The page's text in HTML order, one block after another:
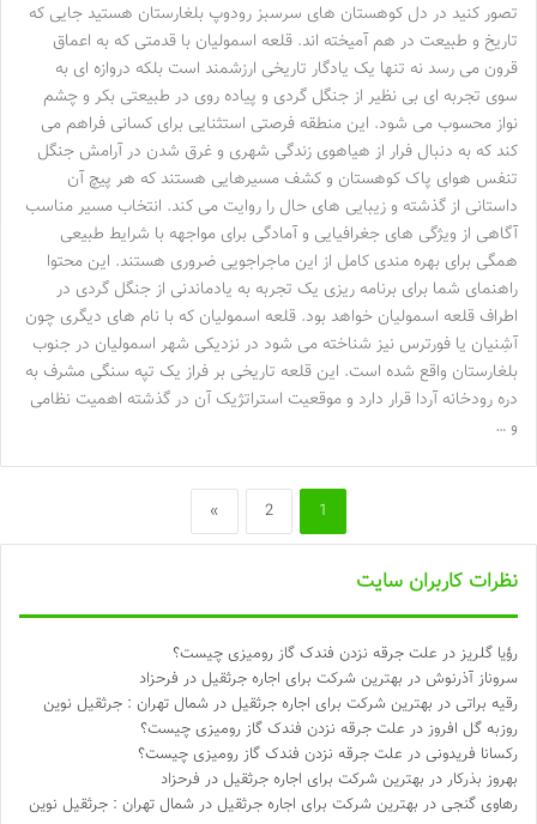
تصور کنید در دل کوهستان های سرسبز رودوپ بلغارستان هستید جایی که
تاریخ و طبیعت در هم آمیخته اند. قلعه اسمولیان با قدمتی که به اعماق
قرون می رسد نه تنها یک یادگار تاریخی ارزشمند است بلکه دروازه ای به
سوی تجربه ای بی نظیر از جنگل گردی و پیاده روی در طبیعتی بکر و چشم
نواز محسوب می شود. این منطقه فرصتی استثنایی برای کسانی فراهم می
کند که به دنبال فرار از هیاهوی زندگی شهری و غرق شدن در آرامش جنگل
تنفس هوای پاک کوهستان و کشف مسیرهایی هستند که هر پیچ آن
داستانی از گذشته و زیبایی های حال را روایت می کند. انتخاب مسیر مناسب
آگاهی از ویژگی های جغرافیایی و آمادگی برای مواجهه با شرایط طبیعی
همگی برای بهره مندی کامل از این ماجراجویی ضروری هستند. این محتوا
راهنمای شما برای برنامه ریزی یک تجربه به یادماندنی از جنگل گردی در
اطراف قلعه اسمولیان خواهد بود. قلعه اسمولیان که با نام های دیگری چون
آشِنیان یا فورترس نیز شناخته می شود در نزدیکی شهر اسمولیان در جنوب
بلغارستان واقع شده است. این قلعه تاریخی بر فراز یک تپه سنگی مشرف به
دره رودخانه آردا قرار دارد و موقعیت استراتژیک آن در گذشته اهمیت نظامی
و …
1
2
»
نظرات کاربران سایت
رؤیا گلریز در علت جرقه نزدن فندک گاز رومیزی چیست؟
سروناز آذرنوش در بهترین شرکت برای اجاره جرثقیل در فرحزاد
رقیه براتی در بهترین شرکت برای اجاره جرثقیل در شمال تهران : جرثقیل نوین
روزبه گل افروز در علت جرقه نزدن فندک گاز رومیزی چیست؟
رکسانا فریدونی در علت جرقه نزدن فندک گاز رومیزی چیست؟
بهروز بذرکار در بهترین شرکت برای اجاره جرثقیل در فرحزاد
رهاوی گنجی در بهترین شرکت برای اجاره جرثقیل در شمال تهران : جرثقیل نوین